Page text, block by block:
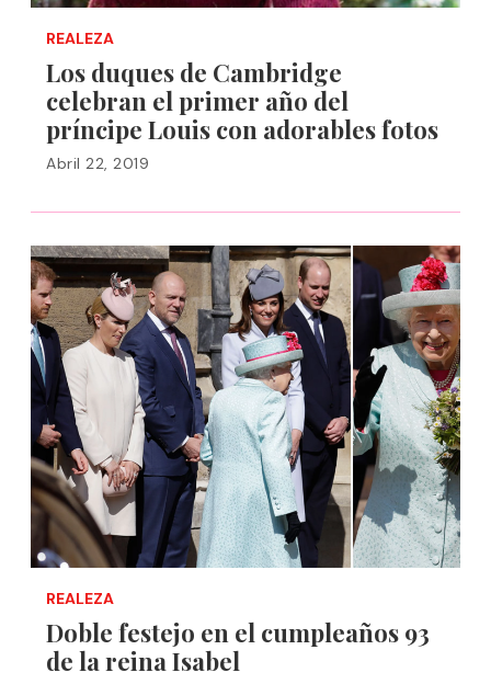
REALEZA
Los duques de Cambridge
celebran el primer año del
príncipe Louis con adorables fotos
Abril 22, 2019
REALEZA
Doble festejo en el cumpleaños 93
de la reina Isabel